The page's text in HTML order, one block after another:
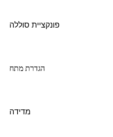
פונקציית סוללה
הגדרת מתח
מדידה